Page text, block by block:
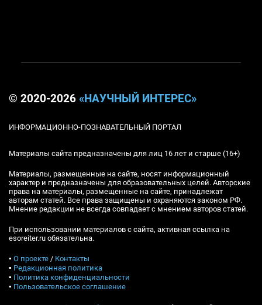
© 2020-2026 «НАУЧНЫЙ ИНТЕРЕС»
ИНФОРМАЦИОННО-ПОЗНАВАТЕЛЬНЫЙ ПОРТАЛ
Материалы сайта предназначены для лиц 16 лет и старше (16+)
Материалы, размещенные на сайте, носят информационный
характер и предназначены для образовательных целей. Авторские
права на материалы, размещенные на сайте, принадлежат
авторам статей. Все права защищены и охраняются законом РФ.
Мнение редакции не всегда совпадает с мнением авторов статей.
При использовании материалов с сайта, активная ссылка на
esoreiter.ru обязательна.
▪ О проекте / Контакты
▪ Редакционная политика
▪ Политика конфиденциальности
▪ Пользовательское соглашение